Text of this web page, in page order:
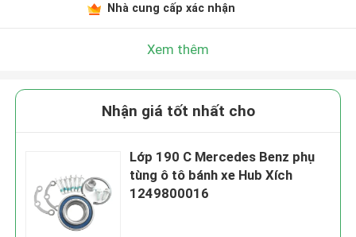
Nhà cung cấp xác nhận
Xem thêm
Nhận giá tốt nhất cho
Lớp 190 C Mercedes Benz phụ
tùng ô tô bánh xe Hub Xích
1249800016